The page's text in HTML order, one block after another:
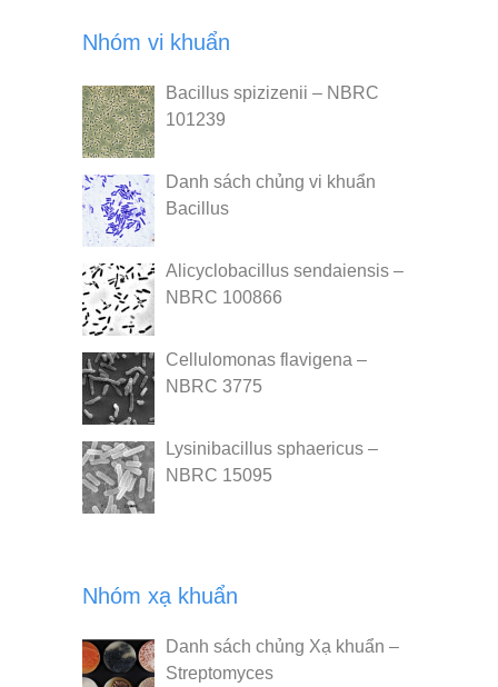
Nhóm vi khuẩn
Bacillus spizizenii – NBRC
101239
Danh sách chủng vi khuẩn
Bacillus
Alicyclobacillus sendaiensis –
NBRC 100866
Cellulomonas flavigena –
NBRC 3775
Lysinibacillus sphaericus –
NBRC 15095
Nhóm xạ khuẩn
Danh sách chủng Xạ khuẩn –
Streptomyces